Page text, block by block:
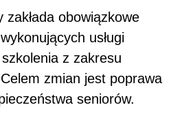
obowiązkowe
usługi
z zakresu
zmian jest poprawa
seniorów.